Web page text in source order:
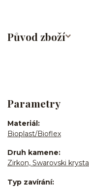
Původ zboží
Parametry
Materiál
Bioplast/Bioflex
Druh kamene
Zirkon, Swarovski krystal
Typ zavírání